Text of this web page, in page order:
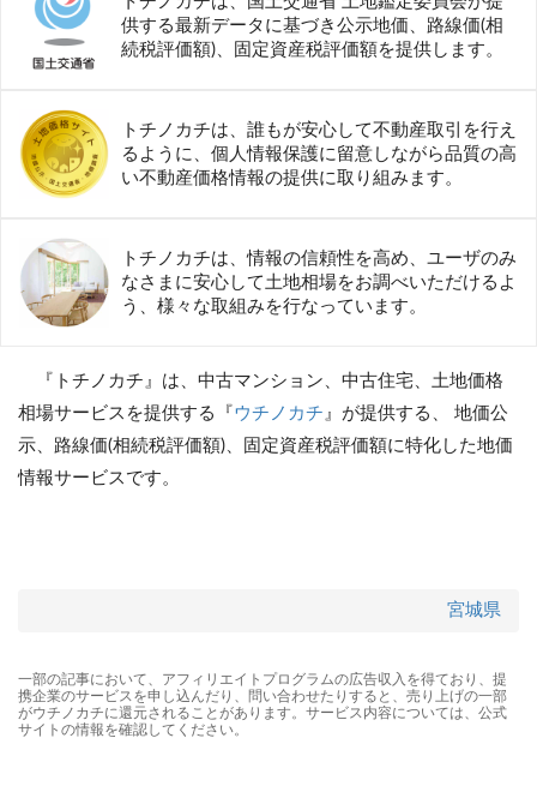
供する最新データに基づき公示地価、路線価(相
続税評価額)、固定資産税評価額を提供します。
トチノカチは、誰もが安心して不動産取引を行え
るように、個人情報保護に留意しながら品質の高
い不動産価格情報の提供に取り組みます。
トチノカチは、情報の信頼性を高め、ユーザのみ
なさまに安心して土地相場をお調べいただけるよ
う、様々な取組みを行なっています。
『トチノカチ』は、中古マンション、中古住宅、土地価格
相場サービスを提供する『 ウチノカチ 』が提供する、 地価公
示、路線価(相続税評価額)、固定資産税評価額に特化した地価
情報サービスです。
宮城県
一部の記事において、アフィリエイトプログラムの広告収入を得ており、提
携企業のサービスを申し込んだり、問い合わせたりすると、売り上げの一部
がウチノカチに還元されることがあります。サービス内容については、公式
サイトの情報を確認してください。